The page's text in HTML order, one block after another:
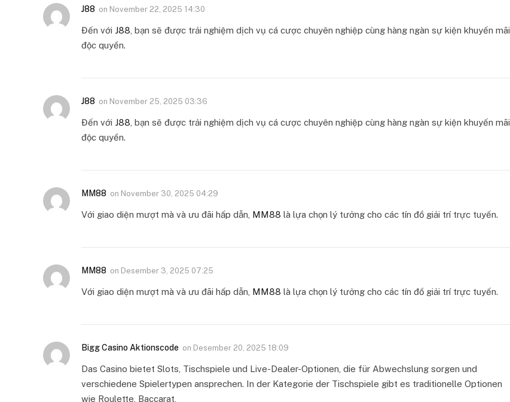
J88 on November 22, 2025 14:30
Đến với J88 , bạn sẽ được trải nghiệm dịch vụ cá cược chuyên nghiệp cùng hàng ngàn sự kiện khuyến mãi
độc quyền.
J88 on November 25, 2025 03:36
Đến với J88 , bạn sẽ được trải nghiệm dịch vụ cá cược chuyên nghiệp cùng hàng ngàn sự kiện khuyến mãi
độc quyền.
MM88 on November 30, 2025 04:29
Với giao diện mượt mà và ưu đãi hấp dẫn, MM88 là lựa chọn lý tưởng cho các tín đồ giải trí trực tuyến.
MM88 on Desember 3, 2025 07:25
Với giao diện mượt mà và ưu đãi hấp dẫn, MM88 là lựa chọn lý tưởng cho các tín đồ giải trí trực tuyến.
Bigg Casino Aktionscode on Desember 20, 2025 18:09
Das Casino bietet Slots, Tischspiele und Live-Dealer-Optionen, die für Abwechslung sorgen und
verschiedene Spielertypen ansprechen. In der Kategorie der Tischspiele gibt es traditionelle Optionen
wie Roulette, Baccarat,